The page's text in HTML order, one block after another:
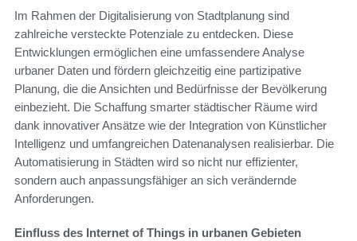
Im Rahmen der Digitalisierung von Stadtplanung sind
zahlreiche versteckte Potenziale zu entdecken. Diese
Entwicklungen ermöglichen eine umfassendere Analyse
urbaner Daten und fördern gleichzeitig eine partizipative
Planung, die die Ansichten und Bedürfnisse der Bevölkerung
einbezieht. Die Schaffung smarter städtischer Räume wird
dank innovativer Ansätze wie der Integration von Künstlicher
Intelligenz und umfangreichen Datenanalysen realisierbar. Die
Automatisierung in Städten wird so nicht nur effizienter,
sondern auch anpassungsfähiger an sich verändernde
Anforderungen.
Einfluss des Internet of Things in urbanen Gebieten